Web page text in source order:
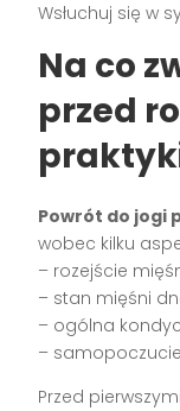
Wsłuchuj się w
Na co
przed
Powrót do jogi
wobec kilku
– rozejście
– stan mięśni
– ogólna
–
Przed